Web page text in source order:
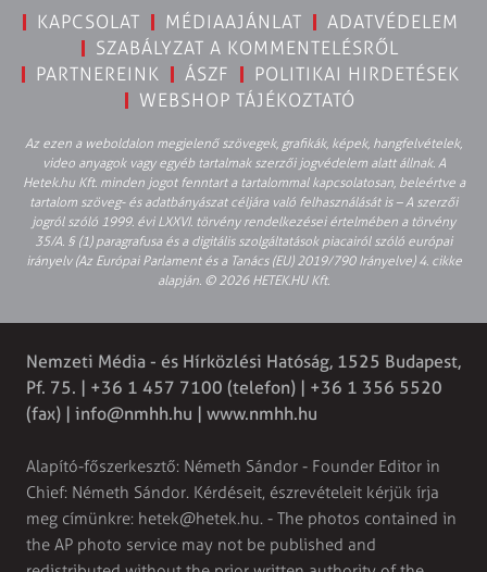
KAPCSOLAT MÉDIAAJÁNLAT
ADATVÉDELEM
SZABÁLYZAT A KOMMENTELÉSRŐL
PARTNEREINK
ÁSZF
POLITIKAI HIRDETÉSEK
WEBSHOP TÁJÉKOZTATÓ
Az ezen a weboldalon megjelenő szövegek, grafikák, képek, hangfelvételek,
video anyagok vagy egyéb tartalmak szerzői jogvédelem alatt állnak. A
Hetek.hu Kft. minden jogot fenntart a tartalommal kapcsolatosan, beleértve a
tartalom szöveg- és adatbányászat céljára való felhasználását is – A szerzői
jogról szóló 1999. évi LXXVI. törvény rendelkezései értelmében a törvény
35/A. § (1) paragrafusa és a digitális szolgáltatások piacairól szóló európai
irányelv (Az Európai Parlament és a Tanács (EU) 2019/790 Irányelve) 4. cikke
alapján. © 2026 HETEK.HU Kft.
Nemzeti Média - és Hírközlési Hatóság, 1525 Budapest,
Pf. 75. | +36 1 457 7100 (telefon) | +36 1 356 5520
(fax) | info@nmhh.hu | www.nmhh.hu
Alapító-főszerkesztő: Németh Sándor - Founder Editor in
Chief: Németh Sándor. Kérdéseit, észrevételeit kérjük írja
meg címünkre: hetek@hetek.hu. - The photos contained in
the AP photo service may not be published and